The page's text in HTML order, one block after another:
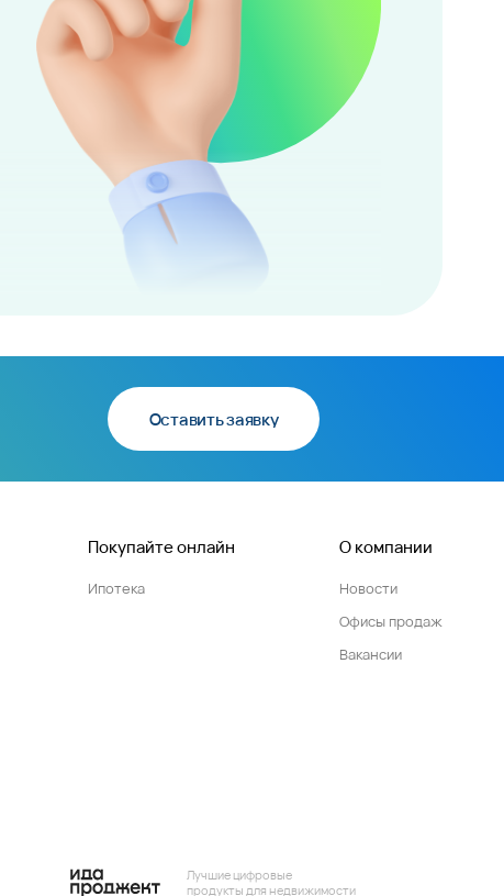
Оставить заявку
Покупайте онлайн
Ипотека
О компании
Новости
Офисы продаж
Вакансии
Лучшие цифровые
продукты для недвижимости